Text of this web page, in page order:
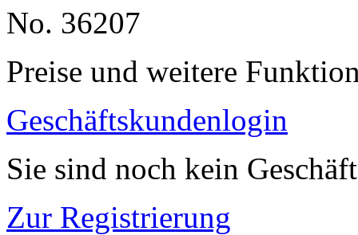
No. 36207
Preise und weitere
Geschäftskundenlogin
Sie sind noch kein
Zur Registrierung